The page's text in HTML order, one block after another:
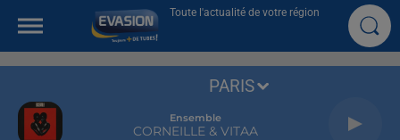
Toute l'actualité de votre région
Ensemble
CORNEILLE & VITAA
PARIS